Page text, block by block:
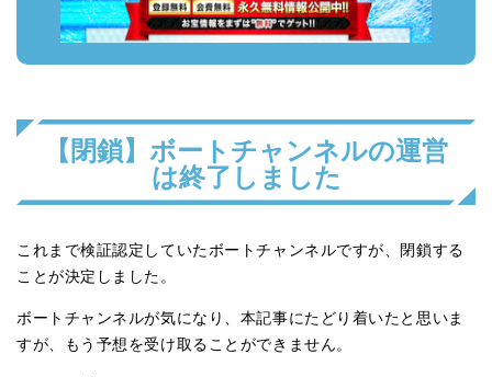
【閉鎖】ボートチャンネルの運営
は終了しました
これまで検証認定していたボートチャンネルですが、閉鎖する
ことが決定しました。
ボートチャンネルが気になり、本記事にたどり着いたと思いま
すが、もう予想を受け取ることができません。